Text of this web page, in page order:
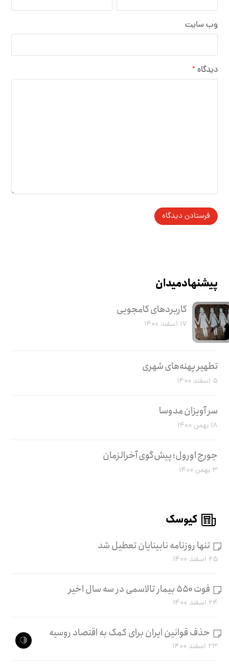
وب‌ سایت
دیدگاه *
پیشنهاد میدان
کاربرد‌های کامجویی
۱۷ اسفند ۱۴۰۰
تطهیر پهنه‌های شهری
۵ اسفند ۱۴۰۰
سر آویزان مدوسا
۱۸ بهمن ۱۴۰۰
جورج اورول؛ پیش‌گوی آخرالزمان
۳ بهمن ۱۴۰۰
کیوسک
تنها روزنامه نابینایان تعطیل شد
۲۵ اسفند ۱۴۰۰
فوت ۵۵۰ بیمار تالاسمی در سه سال اخیر
۲۴ اسفند ۱۴۰۰
حذف قوانین ایران برای کمک به اقتصاد روسیه
۲۳ اسفند ۱۴۰۰ 🌗